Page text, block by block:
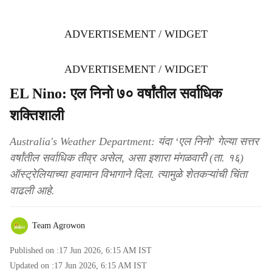
ADVERTISEMENT / WIDGET
ADVERTISEMENT / WIDGET
EL Nino: एल निनो ७० वर्षांतील सर्वाधिक
शक्तिशाली
Australia's Weather Department: यंदा ‘एल निनो’ गेल्या सत्तर
वर्षांतील सर्वाधिक तीव्र असेल, असा इशारा मंगळवारी (ता. १६)
ऑस्ट्रेलियाच्या हवामान विभागाने दिला. त्यामुळे शेतकऱ्यांची चिंता
वाढली आहे.
Team Agrowon
Published on :17 Jun 2026, 6:15 AM IST
Updated on :17 Jun 2026, 6:15 AM IST